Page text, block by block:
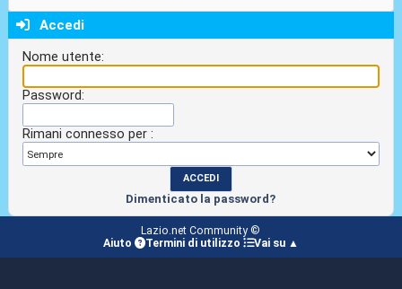
Accedi
Nome utente:
Password:
Rimani connesso per :
Dimenticato la password?
Lazio.net Community ©
Aiuto
Termini di utilizzo Vai su ▲